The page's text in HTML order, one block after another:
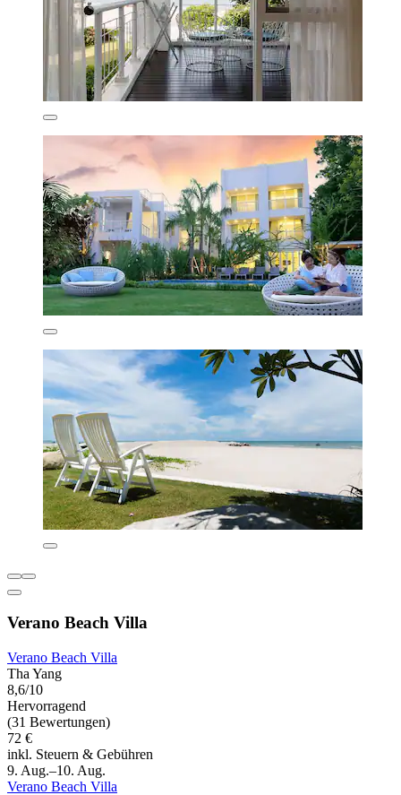
Verano Beach Villa
Verano Beach Villa
Tha Yang
8,6/10
Hervorragend
(31 Bewertungen)
72 €
inkl. Steuern & Gebühren
9. Aug.–10. Aug.
Verano Beach Villa